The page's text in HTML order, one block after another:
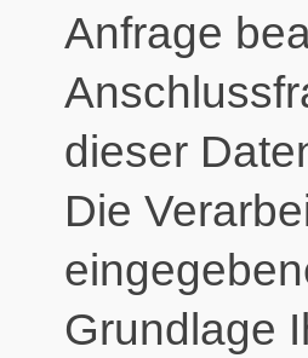
Anfrage
dieser
Die
Grundlage